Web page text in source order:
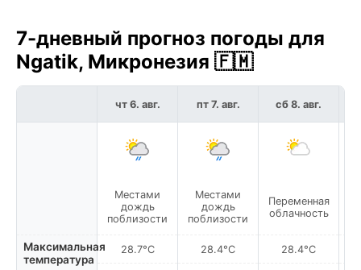
7-дневный прогноз погоды для
Ngatik, Микронезия 🇫🇲
Максимальная
температура
чт 6. авг.
Местами
дождь
поблизости
28.7°C
пт 7. авг.
Местами
дождь
поблизости
28.4°C
сб 8. авг.
Переменная
облачность
28.4°C